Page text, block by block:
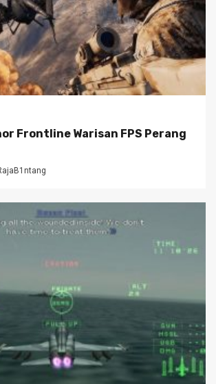
Frontline Warisan FPS Perang